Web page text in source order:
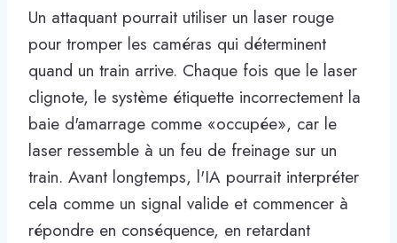
Un attaquant pourrait utiliser un laser rouge
pour tromper les caméras qui déterminent
quand un train arrive. Chaque fois que le laser
clignote, le système étiquette incorrectement la
baie d'amarrage comme «occupée», car le
laser ressemble à un feu de freinage sur un
train. Avant longtemps, l'IA pourrait interpréter
cela comme un signal valide et commencer à
répondre en conséquence, en retardant